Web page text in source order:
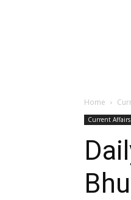
Home
Current Affairs